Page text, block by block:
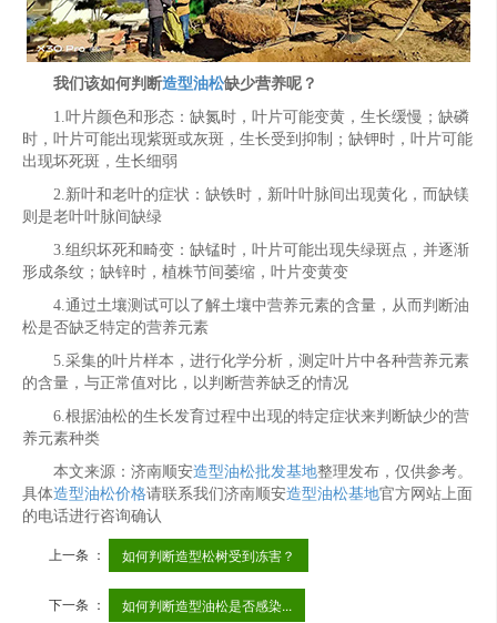
我们该如何判断造型油松缺少营养呢？
1.叶片颜色和形态：缺氮时，叶片可能变黄，生长缓慢；缺磷
时，叶片可能出现紫斑或灰斑，生长受到抑制；缺钾时，叶片可能
出现坏死斑，生长细弱
2.新叶和老叶的症状：缺铁时，新叶叶脉间出现黄化，而缺镁
则是老叶叶脉间缺绿
3.组织坏死和畸变：缺锰时，叶片可能出现失绿斑点，并逐渐
形成条纹；缺锌时，植株节间萎缩，叶片变黄变
4.通过土壤测试可以了解土壤中营养元素的含量，从而判断油
松是否缺乏特定的营养元素
5.采集的叶片样本，进行化学分析，测定叶片中各种营养元素
的含量，与正常值对比，以判断营养缺乏的情况
6.根据油松的生长发育过程中出现的特定症状来判断缺少的营
养元素种类
本文来源：济南顺安造型油松批发基地整理发布，仅供参考。
具体造型油松价格请联系我们济南顺安造型油松基地官方网站上面
的电话进行咨询确认
上一条 ： 如何判断造型松树受到冻害？
下一条 ： 如何判断造型油松是否感染...